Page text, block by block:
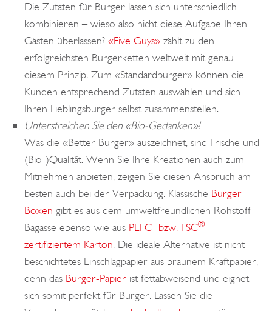
Die Zutaten für Burger lassen sich unterschiedlich
kombinieren – wieso also nicht diese Aufgabe Ihren
Gästen überlassen? «Five Guys» zählt zu den
erfolgreichsten Burgerketten weltweit mit genau
diesem Prinzip. Zum «Standardburger» können die
Kunden entsprechend Zutaten auswählen und sich
Ihren Lieblingsburger selbst zusammenstellen.
Unterstreichen Sie den «Bio-Gedanken»!
Was die «Better Burger» auszeichnet, sind Frische und
(Bio-)Qualität. Wenn Sie Ihre Kreationen auch zum
Mitnehmen anbieten, zeigen Sie diesen Anspruch am
besten auch bei der Verpackung. Klassische Burger-
Boxen gibt es aus dem umweltfreundlichen Rohstoff
Bagasse ebenso wie aus PEFC- bzw. FSC®-
zertifiziertem Karton. Die ideale Alternative ist nicht
beschichtetes Einschlagpapier aus braunem Kraftpapier,
denn das Burger-Papier ist fettabweisend und eignet
sich somit perfekt für Burger. Lassen Sie die